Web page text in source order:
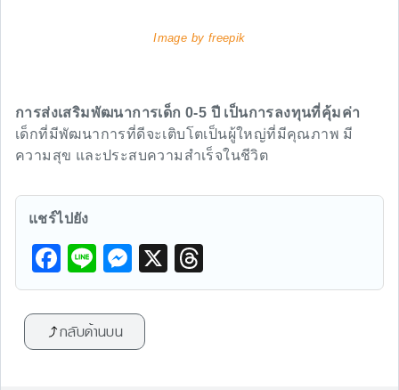
Image by freepik
การส่งเสริมพัฒนาการเด็ก 0-5 ปี เป็นการลงทุนที่คุ้มค่า
เด็กที่มีพัฒนาการที่ดีจะเติบโตเป็นผู้ใหญ่ที่มีคุณภาพ มี
ความสุข และประสบความสำเร็จในชีวิต
แชร์ไปยัง
F
a
c
e
Li
n
e
M
e
s
s
X
hr
กลับด้านบน